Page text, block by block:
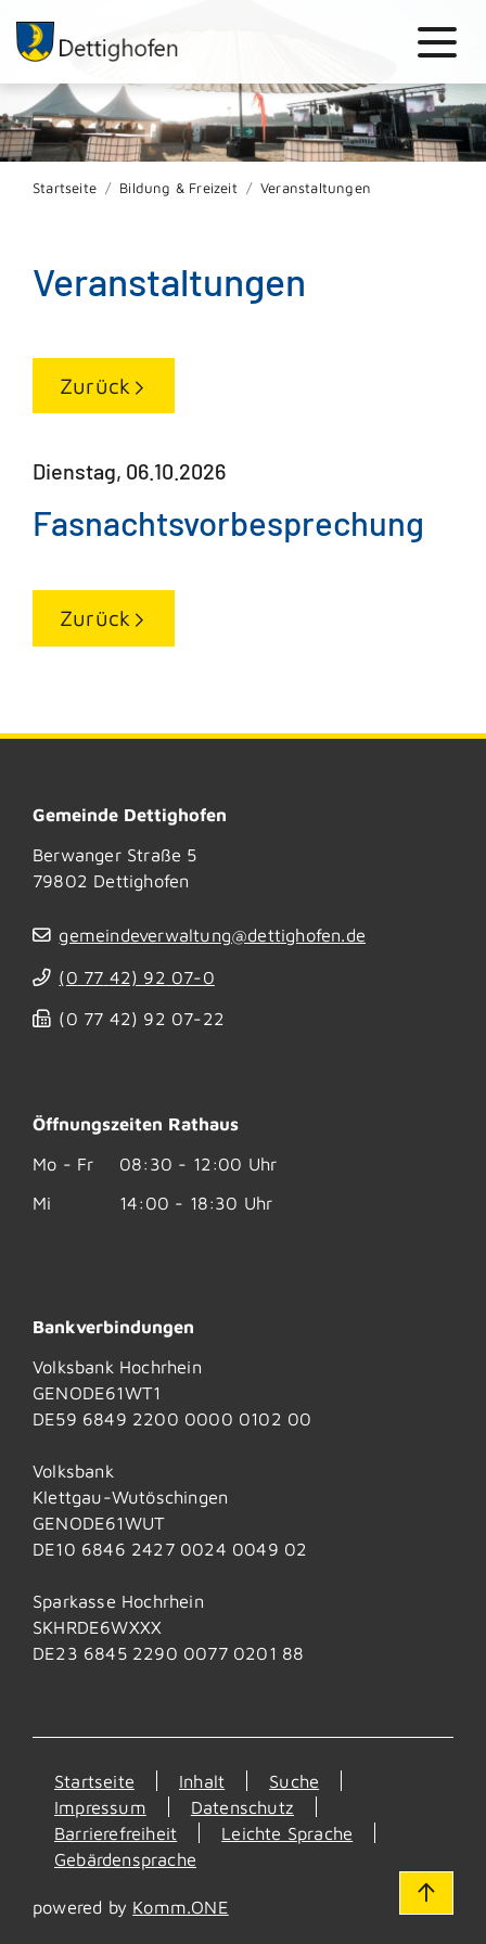
Startseite Bildung & Freizeit Veranstaltungen
Veranstaltungen
Zurück
Dienstag, 06.10.2026
Fasnachtsvorbesprechung
Zurück
Gemeinde Dettighofen
Berwanger Straße 5
79802 Dettighofen
gemeindeverwaltung@dettighofen.de
(0 77 42) 92 07-0
(0 77 42) 92 07-22
Öffnungszeiten Rathaus
Mo - Fr
08:30 - 12:00 Uhr
Mi
14:00 - 18:30 Uhr
Bankverbindungen
Volksbank Hochrhein
GENODE61WT1
DE59 6849 2200 0000 0102 00
Volksbank
Klettgau-Wutöschingen
GENODE61WUT
DE10 6846 2427 0024 0049 02
Sparkasse Hochrhein
SKHRDE6WXXX
DE23 6845 2290 0077 0201 88
Startseite Inhalt
Suche
Impressum
Datenschutz
Barrierefreiheit
Leichte Sprache
Gebärdensprache
powered by Komm.ONE